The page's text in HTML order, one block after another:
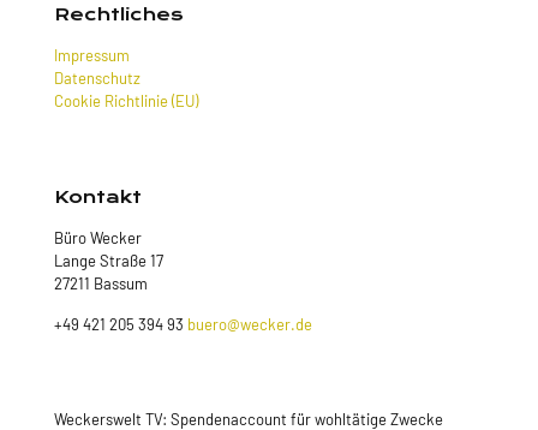
Rechtliches
Impressum
Datenschutz
Cookie Richtlinie (EU)
Kontakt
Büro Wecker
Lange Straße 17
27211 Bassum
+49 421 205 394 93 buero@wecker.de
Weckerswelt TV: Spendenaccount für wohltätige Zwecke